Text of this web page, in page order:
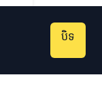
បិទ